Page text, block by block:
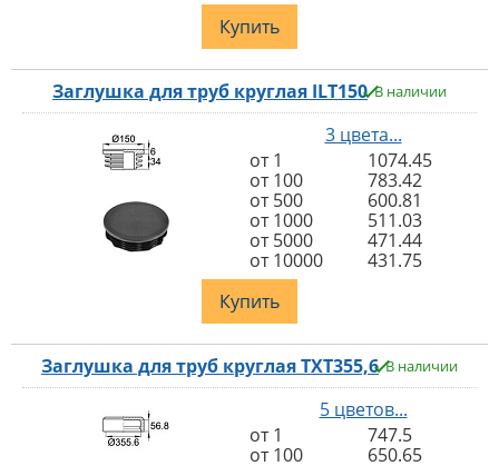
Купить
Заглушка для труб круглая ILT150 В наличии
3 цвета...
от 1
1074.45
от 100
783.42
от 500
600.81
от 1000
511.03
от 5000
471.44
от 10000
431.75
Купить
Заглушка для труб круглая TXT355,6 В наличии
5 цветов...
от 1
747.5
от 100
650.65